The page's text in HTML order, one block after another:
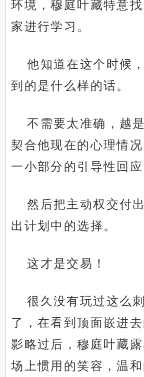
环境，穆庭叶藏特意
家进行学习。
他知道在这个时候
到的是什么样的话。
不需要太准确，越
契合他现在的心理情
一小部分的引导性回应
然后把主动权交付
出计划中的选择。
这才是交易！
很久没有玩过这么
了，在看到顶面嵌进
影略过后，穆庭叶藏
场上惯用的笑容，温